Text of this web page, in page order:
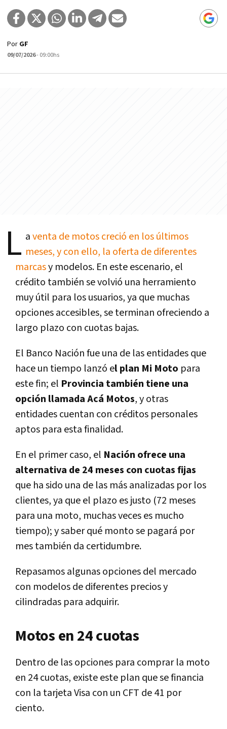
Por GF
09/07/2026- 09:00hs
L aventa de motos creció en los últimos
meses, y con ello, la oferta de diferentes
marcasy modelos. En este escenario, el
crédito también se volvió una herramiento
muy útil para los usuarios, ya que muchas
opciones accesibles, se terminan ofreciendo a
largo plazo con cuotas bajas.
El Banco Nación fue una de las entidades que
hace un tiempo lanzó el plan Mi Moto para
este fin; el Provincia también tiene una
opción llamada Acá Motos, y otras
entidades cuentan con créditos personales
aptos para esta finalidad.
En el primer caso, el Nación ofrece una
alternativa de 24 meses con cuotas fijas
que ha sido una de las más analizadas por los
clientes, ya que el plazo es justo (72 meses
para una moto, muchas veces es mucho
tiempo); y saber qué monto se pagará por
mes también da certidumbre.
Repasamos algunas opciones del mercado
con modelos de diferentes precios y
cilindradas para adquirir.
Motos en 24 cuotas
Dentro de las opciones para comprar la moto
en 24 cuotas, existe este plan que se financia
con la tarjeta Visa con un CFT de 41 por
ciento.